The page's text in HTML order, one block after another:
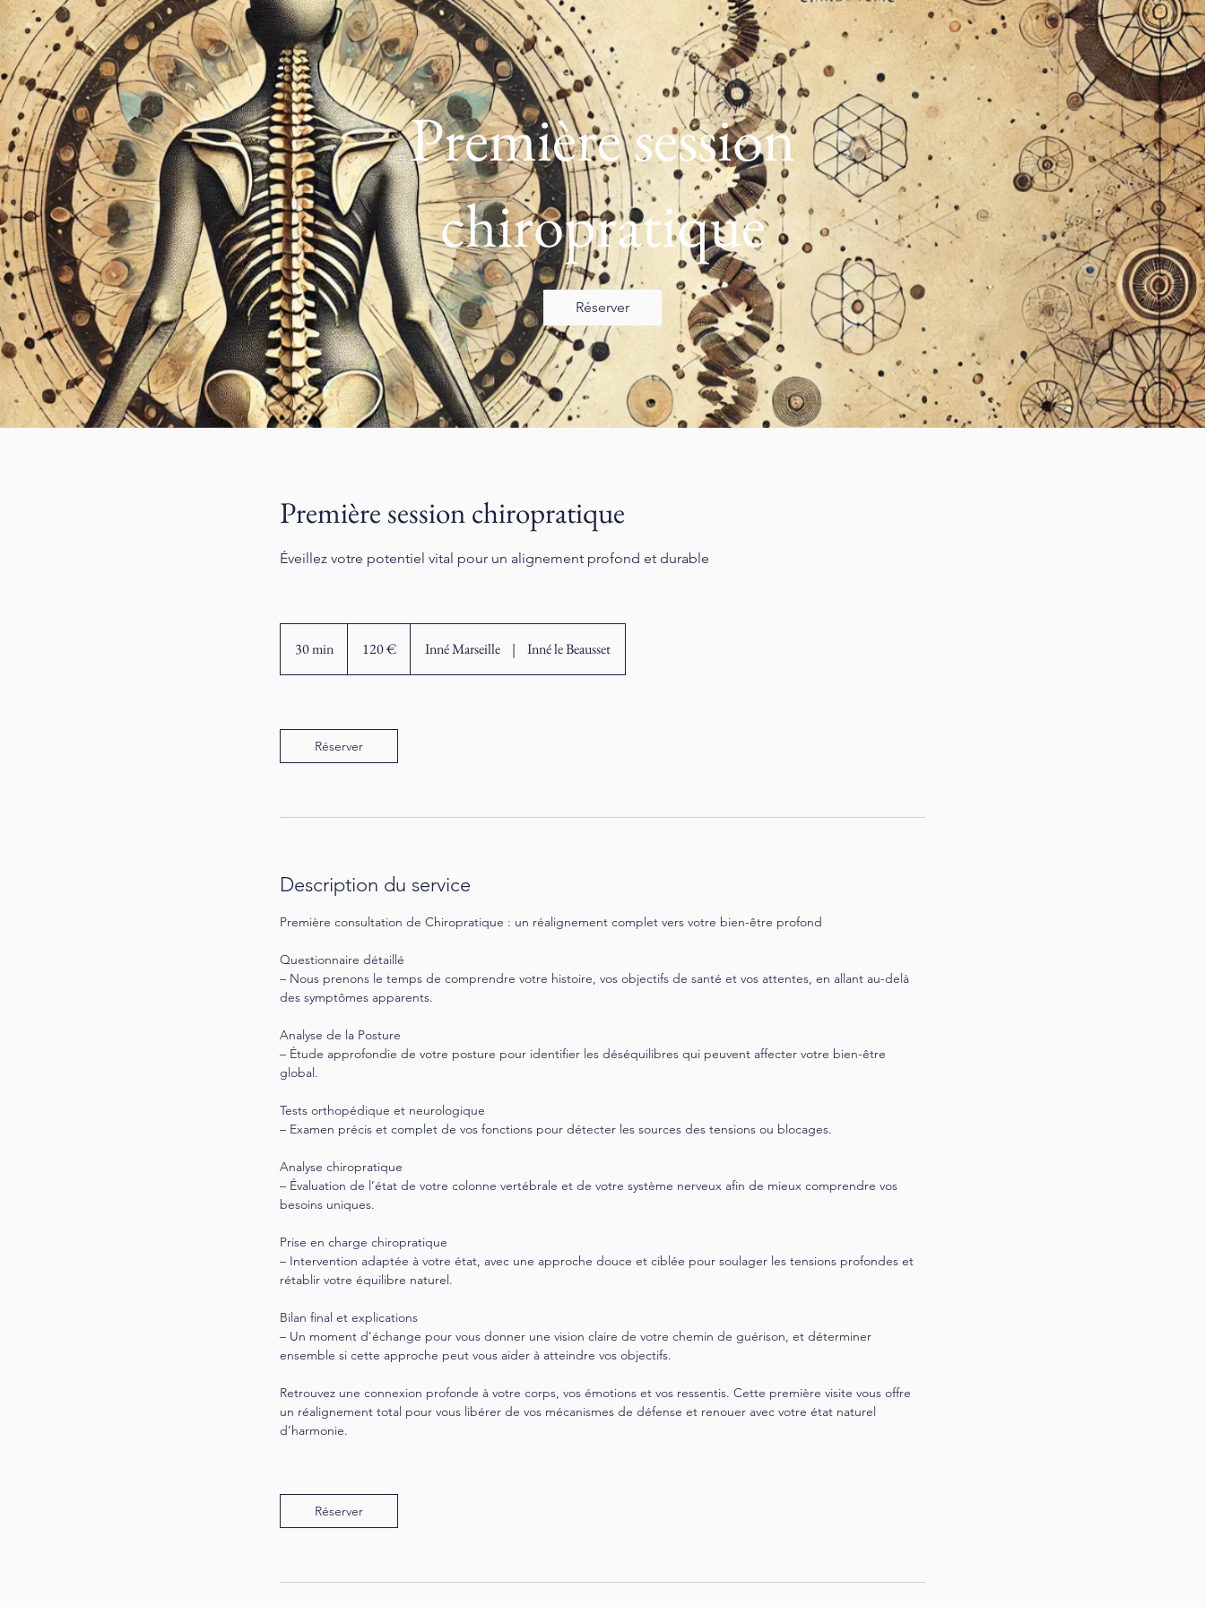
Première session
chiropratique
Réserver
Première session chiropratique
Éveillez votre potentiel vital pour un alignement profond et durable
30 min
0
n
120 € Inné Marseille | Inné le Beausset
Réserver
Description du service
Première consultation de Chiropratique : un réalignement complet vers votre bien-être profond
Questionnaire détaillé
– Nous prenons le temps de comprendre votre histoire, vos objectifs de santé et vos attentes, en allant au-delà
des symptômes apparents.
Analyse de la Posture
– Étude approfondie de votre posture pour identifier les déséquilibres qui peuvent affecter votre bien-être
global.
Tests orthopédique et neurologique
– Examen précis et complet de vos fonctions pour détecter les sources des tensions ou blocages.
Analyse chiropratique
– Évaluation de l’état de votre colonne vertébrale et de votre système nerveux afin de mieux comprendre vos
besoins uniques.
Prise en charge chiropratique
– Intervention adaptée à votre état, avec une approche douce et ciblée pour soulager les tensions profondes et
rétablir votre équilibre naturel.
Bilan final et explications
– Un moment d'échange pour vous donner une vision claire de votre chemin de guérison, et déterminer
ensemble si cette approche peut vous aider à atteindre vos objectifs.
Retrouvez une connexion profonde à votre corps, vos émotions et vos ressentis. Cette première visite vous offre
un réalignement total pour vous libérer de vos mécanismes de défense et renouer avec votre état naturel
d’harmonie.
Réserver